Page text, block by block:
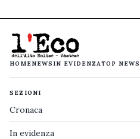
HOMENEWS IN EVIDENZATOP NEWS
SEZIONI
Cronaca
In evidenza